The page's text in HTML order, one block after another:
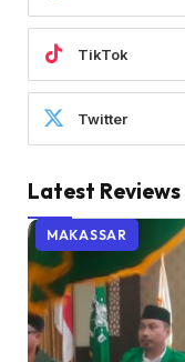
TikTok
Twitter
Latest Reviews
MAKASSAR